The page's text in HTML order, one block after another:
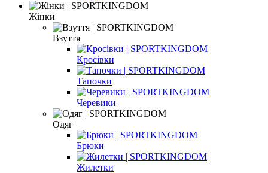
Жінки
Взуття
Кросівки
Тапочки
Черевики
Одяг
Брюки
Жилетки